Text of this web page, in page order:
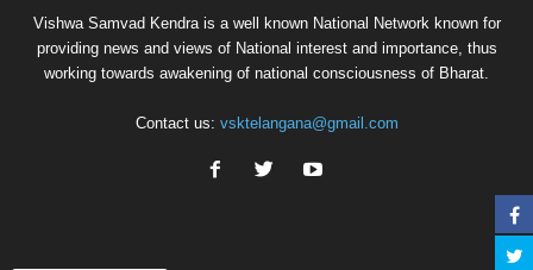
Vishwa Samvad Kendra is a well known National Network known for
providing news and views of National interest and importance, thus
working towards awakening of national consciousness of Bharat.
Contact us: vsktelangana@gmail.com